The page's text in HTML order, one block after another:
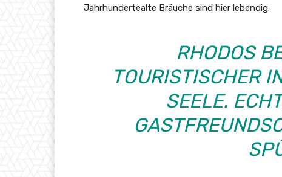
Jahrhundertealte Bräuche sind hier lebendig.
RHODOS
TOURISTISCHER
SEELE.